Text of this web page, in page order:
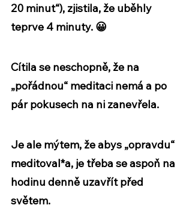
20 minut“), zjistila, že uběhly
teprve 4 minuty. 😀
Cítila se neschopně, že na
„pořádnou“ meditaci nemá a po
pár pokusech na ni zanevřela.
Je ale mýtem, že abys „opravdu“
meditoval*a, je třeba se aspoň na
hodinu denně uzavřít před
světem.